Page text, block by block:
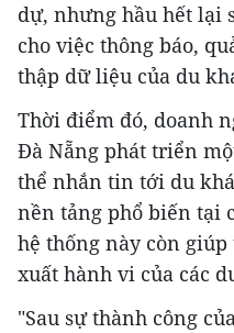
dự, nhưng hầu hết lại
cho việc thông báo,
thập dữ liệu của du
Thời điểm đó, doanh
Đà Nẵng phát triển
thể nhắn tin tới du
nền tảng phổ biến tại
hệ thống này còn
xuất hành vi của các
"Sau sự thành công